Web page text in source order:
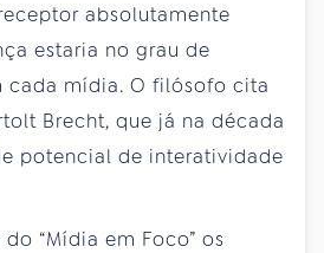
absolutamente
estaria no grau de
cada mídia. O filósofo cita
Brecht, que já na década
potencial de interatividade
“Mídia em Foco” os